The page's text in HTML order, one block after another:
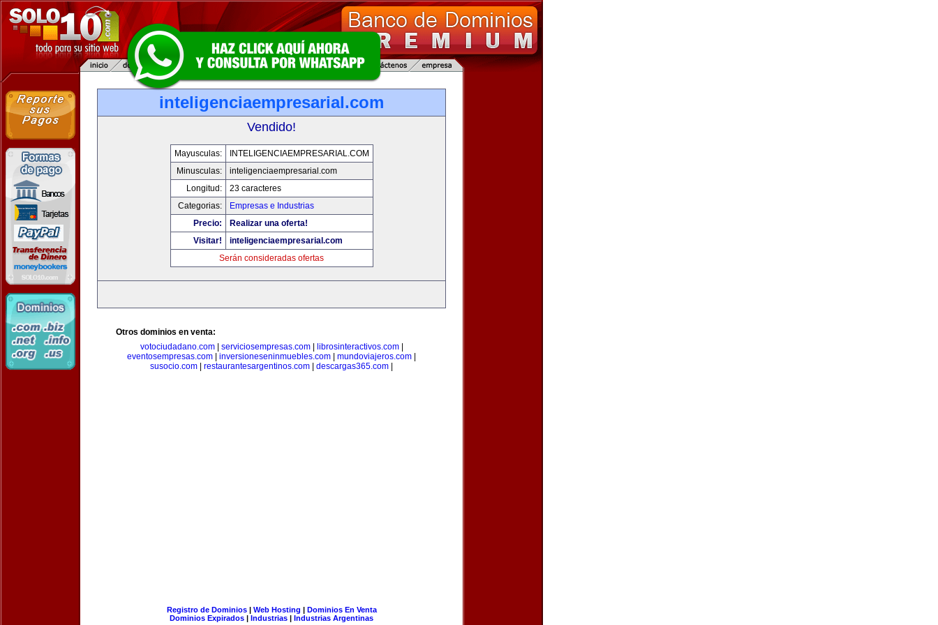
inteligenciaempresarial.com
Vendido!
Mayusculas:
INTELIGENCIAEMPRESARIAL.COM
Minusculas:
inteligenciaempresarial.com
Longitud:
23 caracteres
Categorias:
Empresas e Industrias
Precio:
Realizar una oferta!
Visitar!
inteligenciaempresarial.com
Serán consideradas ofertas
Otros dominios en venta:
votociudadano.com| serviciosempresas.com| librosinteractivos.com|
eventosempresas.com
inversioneseninmuebles.com mundoviajeros.com
susocio.com
restaurantesargentinos.com descargas365.com
Registro de Dominios| Web Hosting | Dominios En Venta
Dominios Expirados | Industrias | Industrias Argentinas